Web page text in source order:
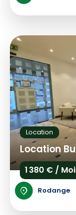
Location
Location
1 380 € /
Rodange